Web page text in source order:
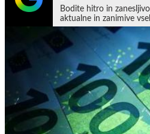
Bodite hitro in
aktualne in zanimive